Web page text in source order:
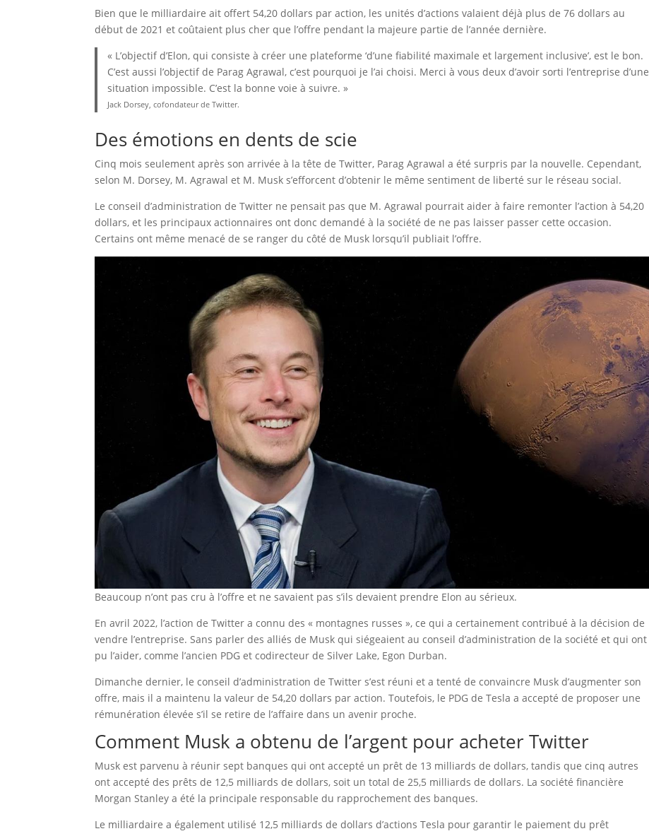
Bien que le milliardaire ait offert 54,20 dollars par action, les unités d’actions valaient déjà plus de 76 dollars au
début de 2021 et coûtaient plus cher que l’offre pendant la majeure partie de l’année dernière.
« L’objectif d’Elon, qui consiste à créer une plateforme ‘d’une fiabilité maximale et largement inclusive’, est le bon.
C’est aussi l’objectif de Parag Agrawal, c’est pourquoi je l’ai choisi. Merci à vous deux d’avoir sorti l’entreprise d’une
situation impossible. C’est la bonne voie à suivre. »
Jack Dorsey, cofondateur de Twitter.
Des émotions en dents de scie
Cinq mois seulement après son arrivée à la tête de Twitter, Parag Agrawal a été surpris par la nouvelle. Cependant,
selon M. Dorsey, M. Agrawal et M. Musk s’efforcent d’obtenir le même sentiment de liberté sur le réseau social.
Le conseil d’administration de Twitter ne pensait pas que M. Agrawal pourrait aider à faire remonter l’action à 54,20
dollars, et les principaux actionnaires ont donc demandé à la société de ne pas laisser passer cette occasion.
Certains ont même menacé de se ranger du côté de Musk lorsqu’il publiait l’offre.
Beaucoup n’ont pas cru à l’offre et ne savaient pas s’ils devaient prendre Elon au sérieux.
En avril 2022, l’action de Twitter a connu des « montagnes russes », ce qui a certainement contribué à la décision de
vendre l’entreprise. Sans parler des alliés de Musk qui siégeaient au conseil d’administration de la société et qui ont
pu l’aider, comme l’ancien PDG et codirecteur de Silver Lake, Egon Durban.
Dimanche dernier, le conseil d’administration de Twitter s’est réuni et a tenté de convaincre Musk d’augmenter son
offre, mais il a maintenu la valeur de 54,20 dollars par action. Toutefois, le PDG de Tesla a accepté de proposer une
rémunération élevée s’il se retire de l’affaire dans un avenir proche.
Comment Musk a obtenu de l’argent pour acheter Twitter
Musk est parvenu à réunir sept banques qui ont accepté un prêt de 13 milliards de dollars, tandis que cinq autres
ont accepté des prêts de 12,5 milliards de dollars, soit un total de 25,5 milliards de dollars. La société financière
Morgan Stanley a été la principale responsable du rapprochement des banques.
Le milliardaire a également utilisé 12,5 milliards de dollars d’actions Tesla pour garantir le paiement du prêt